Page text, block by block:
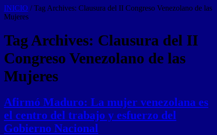
INICIO / Tag Archives: Clausura del II Congreso Venezolano de las
Mujeres
Tag Archives: Clausura del II
Congreso Venezolano de las
Mujeres
Afirmó Maduro: La mujer venezolana es
el centro del trabajo y esfuerzo del
Gobierno Nacional